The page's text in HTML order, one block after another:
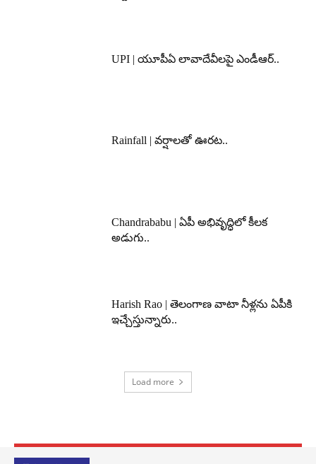
UPI | యూపీఏ లావాదేవీలపై ఎండీఆర్..
Rainfall | వర్షాలతో ఊరట..
Chandrababu | ఏపీ అభివృద్ధిలో కీలక
అడుగు..
Harish Rao | తెలంగాణ వాటా నీళ్లను ఏపీకి
ఇచ్చేస్తున్నారు..
Load more